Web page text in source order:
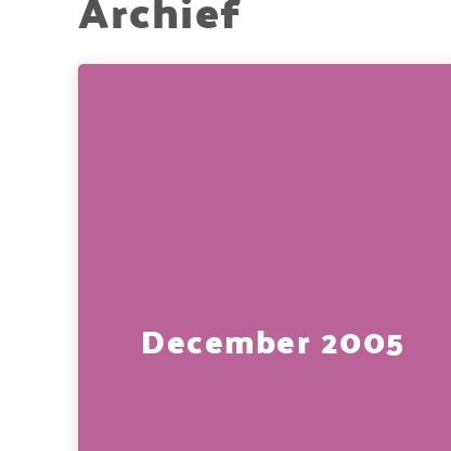
December 2005